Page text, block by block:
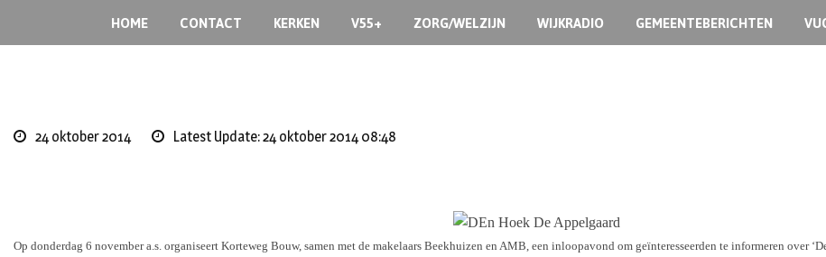
HOME CONTACT KERKEN V55+ ZORG/WELZIJN WIJKRADIO GEMEENTEBERICHTEN
24 oktober 2014 Latest Update: 24 oktober 2014 08:48
Op donderdag 6 november a.s. organiseert Korteweg Bouw, samen met de makelaars Beekhuizen en AMB, een inloopavond om geïnteresseerden te informeren over